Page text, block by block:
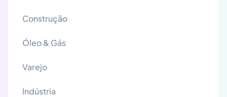
Construção
Óleo & Gás
Varejo
Indústria